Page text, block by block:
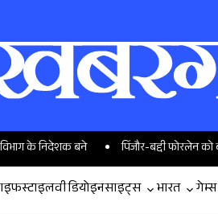
बने पिंजौर-बद्दी फोरलेन को बड़ी
वीडियोइनसाइट्स भारत गेम्स